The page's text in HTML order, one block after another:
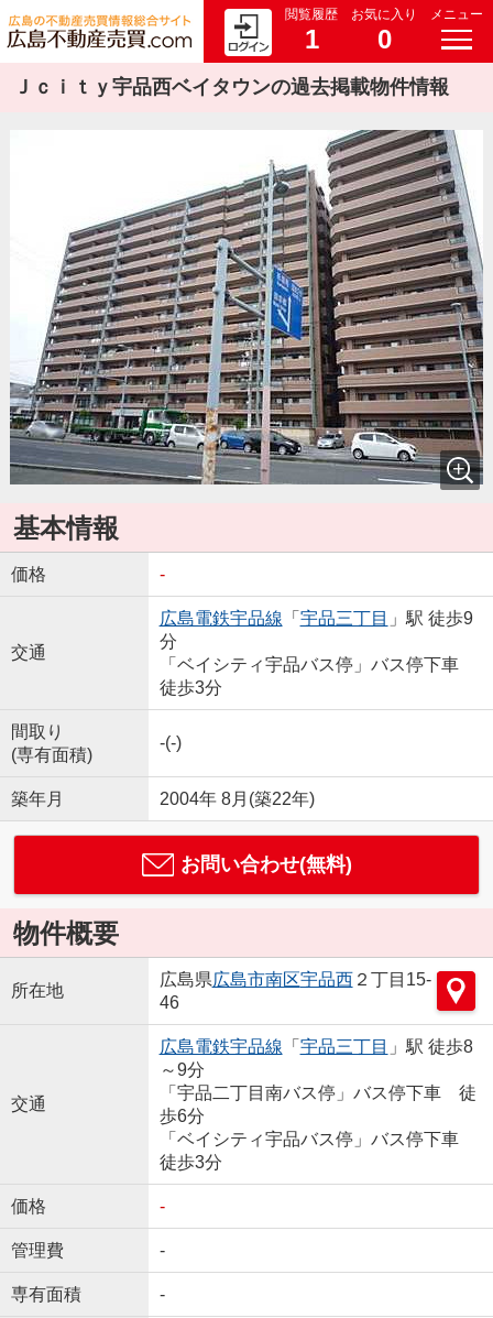
閲覧履歴
1
お気に入り
0
メニュー
Ｊｃｉｔｙ宇品西ベイタウンの過去掲載物件情報
基本情報
価格 -
交通
広島電鉄宇品線 「 宇品三丁目 」駅 徒歩9
分
「ベイシティ宇品バス停」バス停下車
徒歩3分
間取り
(専有面積)
-(-)
築年月 2004年 8月(築22年)
お問い合わせ(無料)
物件概要
所在地
広島県広島市南区宇品西２丁目15-
46
交通
広島電鉄宇品線 「 宇品三丁目 」駅 徒歩8
～9分
「宇品二丁目南バス停」バス停下車 徒
歩6分
「ベイシティ宇品バス停」バス停下車
徒歩3分
価格 -
管理費 -
専有面積 -